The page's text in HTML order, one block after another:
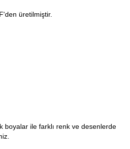
üretilmiştir.
boyalar ile farklı renk ve desenlerde